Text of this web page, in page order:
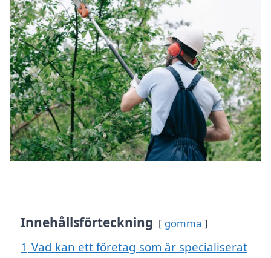
Innehållsförteckning gömma
1 Vad kan ett företag som är specialiserat